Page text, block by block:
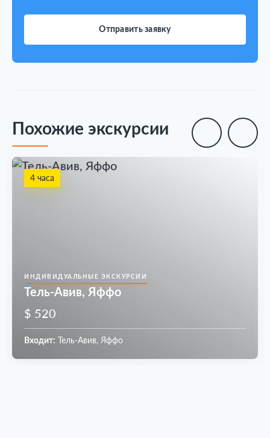
Отправить заявку
Похожие экскурсии
4 часа
ИНДИВИДУАЛЬНЫЕ ЭКСКУРСИИ
Тель-Авив, Яффо
$ 520
Входит: Тель-Авив, Яффо